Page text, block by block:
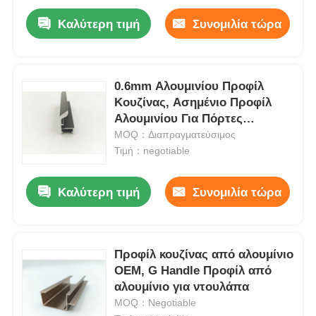
Καλύτερη τιμή Συνομιλία τώρα
0.6mm Αλουμινίου Προφίλ
Κουζίνας, Ασημένιο Προφίλ
Αλουμινίου Για Πόρτες
ντουλάπις
MOQ：Διαπραγματεύσιμος
Τιμή：negotiable
Καλύτερη τιμή Συνομιλία τώρα
Προφίλ κουζίνας από αλουμίνιο
OEM, G Handle Προφίλ από
αλουμίνιο για ντουλάπα
MOQ：Negotiable